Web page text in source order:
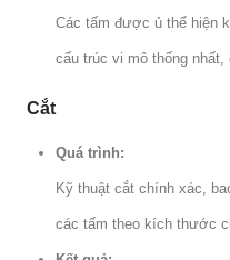
Các tấm được ủ thể hiện
cấu trúc vi mô thống
Cắt
Quá trình:
Kỹ thuật cắt chính xác,
các tấm theo kích thước